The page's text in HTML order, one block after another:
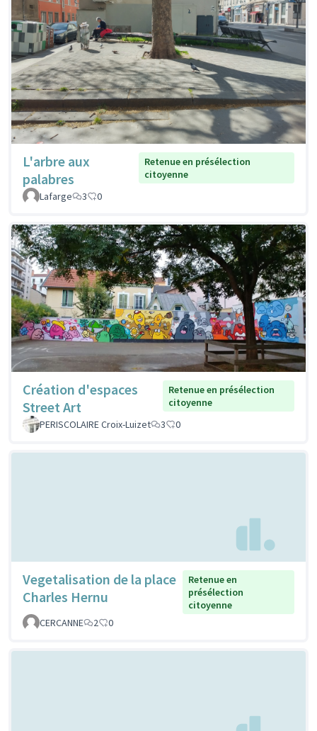
L'arbre aux
palabres
Retenue en présélection
citoyenne
Lafarge
3 0
Création d'espaces
Street Art
Retenue en présélection
citoyenne
PERISCOLAIRE Croix-Luizet
3 0
Vegetalisation de la place
Charles Hernu
Retenue en
présélection
citoyenne
CERCANNE
2 0